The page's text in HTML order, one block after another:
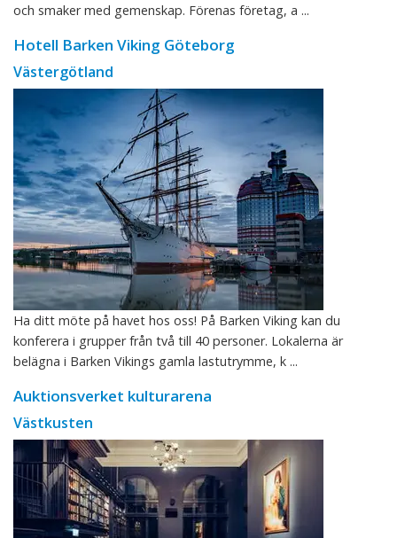
och smaker med gemenskap. Förenas företag, a ...
Hotell Barken Viking Göteborg
Västergötland
Ha ditt möte på havet hos oss! På Barken Viking kan du
konferera i grupper från två till 40 personer. Lokalerna är
belägna i Barken Vikings gamla lastutrymme, k ...
Auktionsverket kulturarena
Västkusten